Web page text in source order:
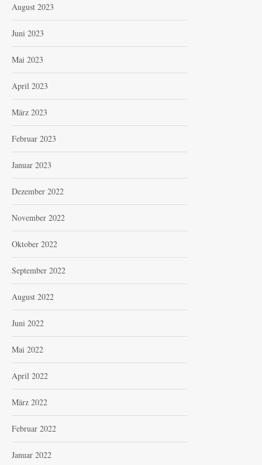
August 2023
Juni 2023
Mai 2023
April 2023
März 2023
Februar 2023
Januar 2023
Dezember 2022
November 2022
Oktober 2022
September 2022
August 2022
Juni 2022
Mai 2022
April 2022
März 2022
Februar 2022
Januar 2022